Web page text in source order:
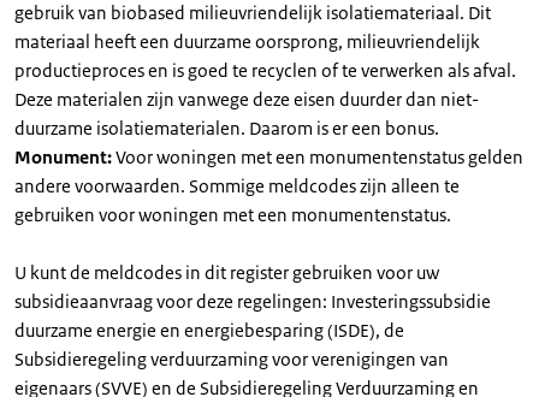
gebruik van biobased milieuvriendelijk isolatiemateriaal. Dit
materiaal heeft een duurzame oorsprong, milieuvriendelijk
productieproces en is goed te recyclen of te verwerken als afval.
Deze materialen zijn vanwege deze eisen duurder dan niet-
duurzame isolatiematerialen. Daarom is er een bonus.
Monument:Voor woningen met een monumentenstatus gelden
andere voorwaarden. Sommige meldcodes zijn alleen te
gebruiken voor woningen met een monumentenstatus.
U kunt de meldcodes in dit register gebruiken voor uw
subsidieaanvraag voor deze regelingen: Investeringssubsidie
duurzame energie en energiebesparing (ISDE), de
Subsidieregeling verduurzaming voor verenigingen van
eigenaars (SVVE) en de Subsidieregeling Verduurzaming en